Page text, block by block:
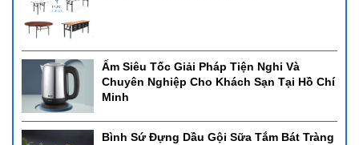
Ấm Siêu Tốc Giải Pháp Tiện Nghi Và
Chuyên Nghiệp Cho Khách Sạn Tại Hồ Chí
Minh
Bình Sứ Đựng Dầu Gội Sữa Tắm Bát Tràng